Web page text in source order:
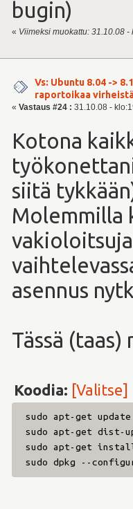
bugin)
« Viimeksi muokattu: 31.10.08
Vs: Ubuntu 8.04 ->
raportoikaa
« Vastaus #24 : 31.10.08 -
Kotona
siitä
Molemmilla
asennus
Tässä
Koodia: [Valitse]
sudo apt-get update
sudo apt-get dist-
sudo apt-get
sudo dpkg --